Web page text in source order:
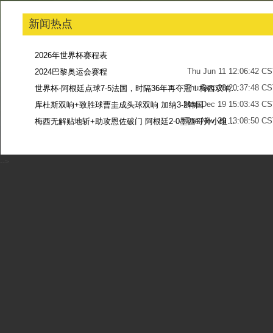
新闻热点
2026年世界杯赛程表
Thu Jun 11 12:06:42
2024巴黎奥运会赛程
Thu Dec 28 20:37:48
世界杯-阿根廷点球7-5法国，时隔36年再夺冠！梅西双响姆巴佩戴帽
Mon Dec 19 15:03:43
库杜斯双响+致胜球曹圭成头球双响 加纳3-2韩国
Tue Nov 29 13:08:50
梅西无解贴地斩+助攻恩佐破门 阿根廷2-0墨西哥升小组第二